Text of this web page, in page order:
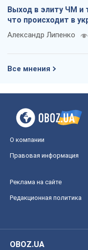
Выход в элиту ЧМ и
что происходит в
Александр Липенко
Все мнения
О компании
Правовая информация
Реклама на сайте
Редакционная политика
OBOZ.UA